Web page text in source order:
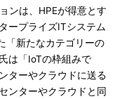
ンは、HPEが得意とす
ープライズITシステム
「新たなカテゴリーの
は「IoTの枠組みで
ターやクラウドに送る
ンターやクラウドと同